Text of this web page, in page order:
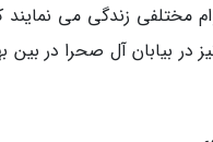
زندگی می نمایند
در بیابان آل صحرا در